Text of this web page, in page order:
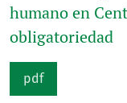
humano en
obligatoriedad
pdf